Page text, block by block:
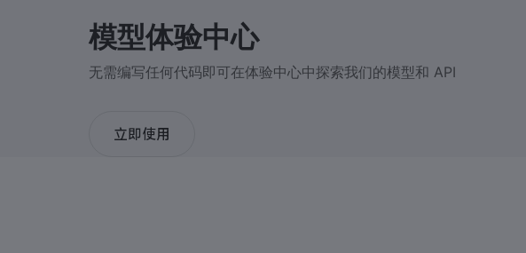
模型体验中心
无需编写任何代码即可在体验中心中探索我们的模型和 API
立即使用